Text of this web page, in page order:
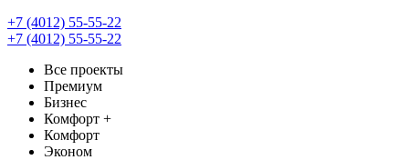
+7 (4012) 55-55-22
+7 (4012) 55-55-22
Все проекты
Премиум
Бизнес
Комфорт +
Комфорт
Эконом